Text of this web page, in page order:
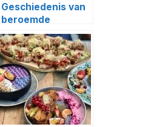
Geschiedenis van
beroemde
gerechten #17:
bechamelsaus en
barbecue